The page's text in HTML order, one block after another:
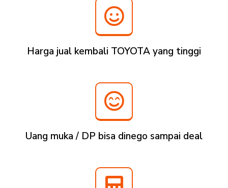
Harga jual kembali TOYOTA yang tinggi
Uang muka / DP bisa dinego sampai deal